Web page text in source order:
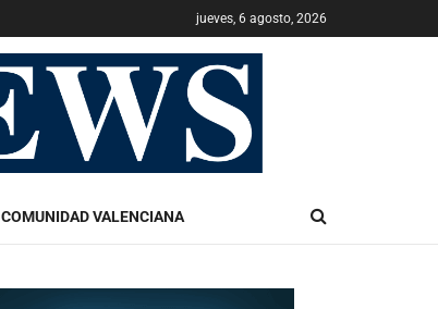
jueves, 6 agosto, 2026
COMUNIDAD VALENCIANA